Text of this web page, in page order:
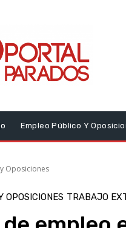
Empleo Público Y
Oposiciones
OPOSICIONES TRABAJO